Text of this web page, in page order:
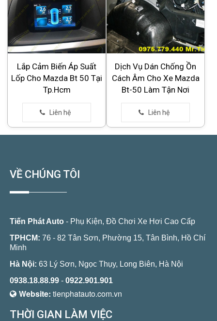
Lắp Cảm Biến Áp Suất
Lốp Cho Mazda Bt 50 Tại
Tp.Hcm
Dịch Vụ Dán Chống Ồn
Cách Âm Cho Xe Mazda
Bt-50 Làm Tận Nơi
VỀ CHÚNG TÔI
Tiến Phát Auto - Phụ Kiện, Đồ Chơi Xe Hơi Cao Cấp
TPHCM: 76 - 82 Tân Sơn, Phường 15, Tân Bình, Hồ Chí
Minh
Hà Nội: 63 Lý Sơn, Ngọc Thụy, Long Biên, Hà Nội
0938.18.88.99 - 0922.901.901
Website: tienphatauto.com.vn
THỜI GIAN LÀM VIỆC